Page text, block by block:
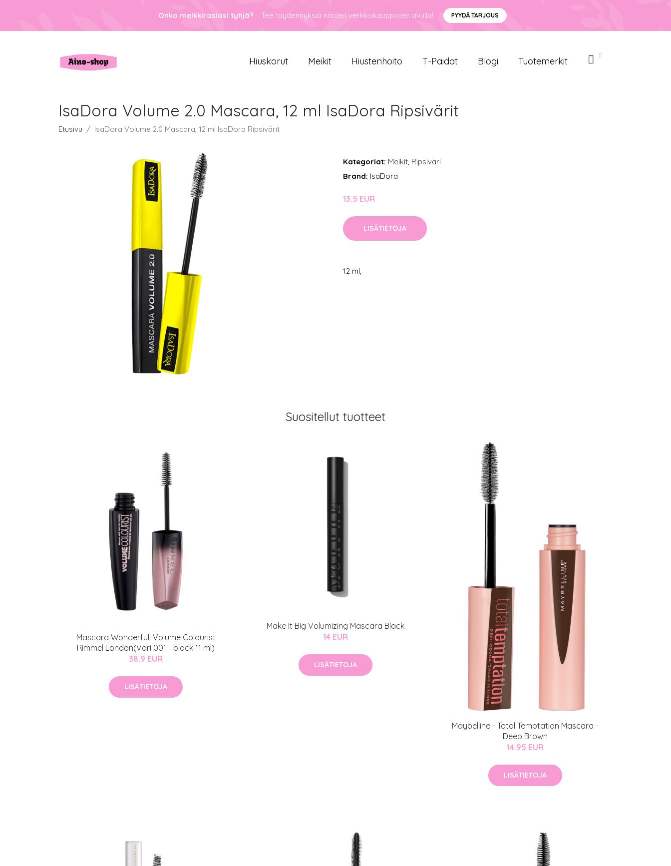
Onko meikkirasiasi tyhjä? Tee täydennyksiä näiden verkkokauppojen avulla! PYYDÄ TARJOUS
Hiuskorut Meikit Hiustenhoito T-Paidat Blogi Tuotemerkit
IsaDora Volume 2.0 Mascara, 12 ml IsaDora Ripsivärit
Etusivu IsaDora Volume 2.0 Mascara, 12 ml IsaDora Ripsivärit
Kategoriat: Meikit, Ripsiväri
Brand: IsaDora
13.5 EUR
LISÄTIETOJA
12 ml,
Suositellut tuotteet
Mascara Wonderfull Volume Colourist
Rimmel London(Väri 001 - black 11 ml)
38.9 EUR
LISÄTIETOJA
Make It Big Volumizing Mascara Black
14 EUR
LISÄTIETOJA
Maybelline - Total Temptation Mascara -
Deep Brown
14.95 EUR
LISÄTIETOJA